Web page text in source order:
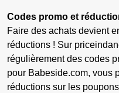
Codes promo et
Faire des achats devient
réductions ! Sur
régulièrement des codes
pour Babeside.com, vous
réductions sur les